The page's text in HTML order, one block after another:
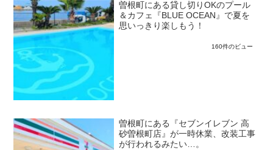
曽根町にある貸し切りOKのプール
＆カフェ『BLUE OCEAN』で夏を
思いっきり楽しもう！
160件のビュー
曽根町にある『セブンイレブン 高
砂曽根町店』が一時休業、改装工事
が行われるみたい…。